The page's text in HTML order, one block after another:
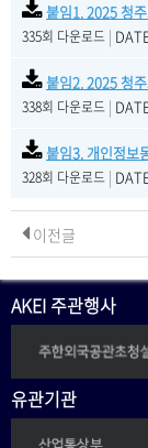
붙임1. 2025 청
335회 다운로드 |
붙임2. 2025 청
338회 다운로드 |
붙임3. 개인정보
328회 다운로드 |
이전글
AKEI 주관행사
유관기관